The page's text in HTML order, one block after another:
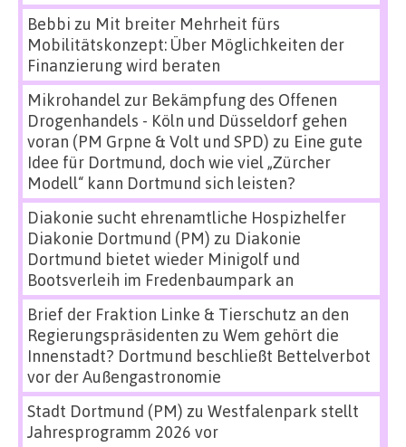
Bebbi zu Mit breiter Mehrheit fürs
Mobilitätskonzept: Über Möglichkeiten der
Finanzierung wird beraten
Mikrohandel zur Bekämpfung des Offenen
Drogenhandels - Köln und Düsseldorf gehen
voran (PM Grpne & Volt und SPD) zu Eine gute
Idee für Dortmund, doch wie viel „Zürcher
Modell“ kann Dortmund sich leisten?
Diakonie sucht ehrenamtliche Hospizhelfer
Diakonie Dortmund (PM) zu Diakonie
Dortmund bietet wieder Minigolf und
Bootsverleih im Fredenbaumpark an
Brief der Fraktion Linke & Tierschutz an den
Regierungspräsidenten zu Wem gehört die
Innenstadt? Dortmund beschließt Bettelverbot
vor der Außengastronomie
Stadt Dortmund (PM) zu Westfalenpark stellt
Jahresprogramm 2026 vor